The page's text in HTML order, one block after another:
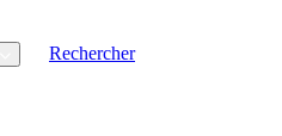
Rechercher